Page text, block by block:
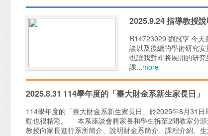
2025.9.24 指導教授
R14723029 劉冠亨 今
談以及後續的學術研究
也讓我對即將展開的研
課...more
2025.8.31 114學年度的「臺大財金系新生家長日」
114學年度的「臺大財金系新生家長日」於2025年8月31
動也很精彩。 本系座談會將家長和學生拆至2間教室分
教授向家長進行系所簡介、說明財金系簡介、課程介紹、